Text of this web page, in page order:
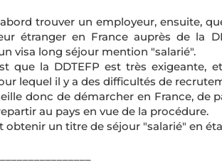
trouver un employeur, ensuite,
étranger en France auprès de la
visa long séjour mention "salarié".
que la DDTEFP est très exigeante,
lequel il y a des difficultés de
donc de démarcher en France, de
au pays en vue de la procédure.
obtenir un titre de séjour "salarié" en